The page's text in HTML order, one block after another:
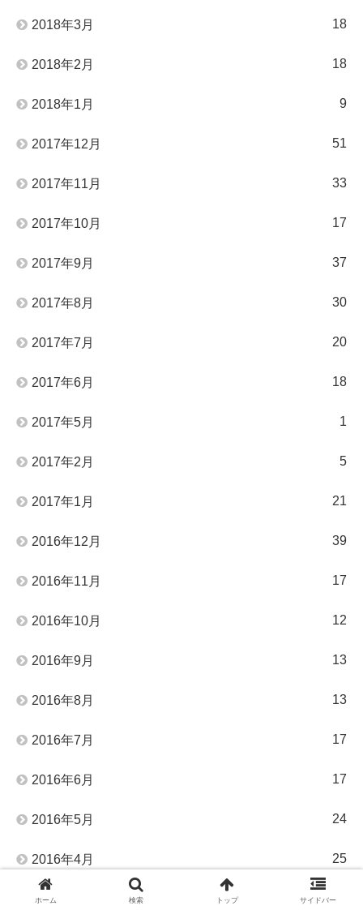
2018年3月 18
2018年2月 18
2018年1月 9
2017年12月 51
2017年11月 33
2017年10月 17
2017年9月 37
2017年8月 30
2017年7月 20
2017年6月 18
2017年5月 1
2017年2月 5
2017年1月 21
2016年12月 39
2016年11月 17
2016年10月 12
2016年9月 13
2016年8月 13
2016年7月 17
2016年6月 17
2016年5月 24
2016年4月 25
2016年3月 27
ホーム 検索 トップ サイドバー